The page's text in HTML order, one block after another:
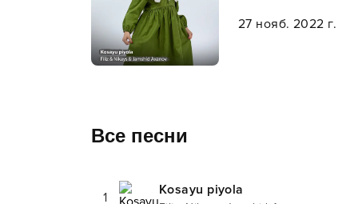
27 нояб. 2022 г.
Все песни
1 Kosayu piyola